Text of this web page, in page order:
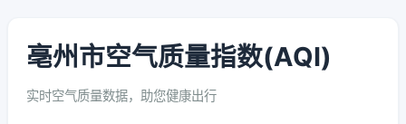
亳州市空气质量指数(AQI)
实时空气质量数据，助您健康出行